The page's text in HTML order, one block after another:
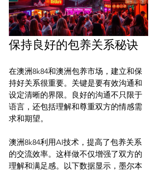
保持良好的包养关系秘诀
在澳洲8k84和澳洲包养市场，建立和保
持好关系很重要。关键是要有效沟通和
设定清晰的界限。良好的沟通不只限于
语言，还包括理解和尊重双方的情感需
求和期望。
澳洲8k84利用AI技术，提高了包养关系
的交流效率。这样做不仅增强了双方的
理解和满足感。以下数据显示，墨尔本